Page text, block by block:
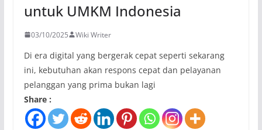
untuk UMKM Indonesia
03/10/2025 Wiki Writer
Di era digital yang bergerak cepat seperti sekarang
ini, kebutuhan akan respons cepat dan pelayanan
pelanggan yang prima bukan lagi
Share :